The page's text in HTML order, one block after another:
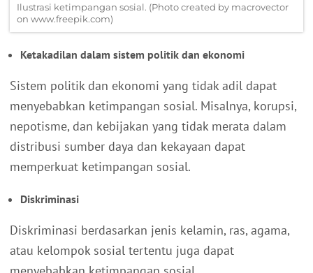
Ilustrasi ketimpangan sosial. (Photo created by macrovector
on www.freepik.com)
Ketakadilan dalam sistem politik dan ekonomi
Sistem politik dan ekonomi yang tidak adil dapat
menyebabkan ketimpangan sosial. Misalnya, korupsi,
nepotisme, dan kebijakan yang tidak merata dalam
distribusi sumber daya dan kekayaan dapat
memperkuat ketimpangan sosial.
Diskriminasi
Diskriminasi berdasarkan jenis kelamin, ras, agama,
atau kelompok sosial tertentu juga dapat